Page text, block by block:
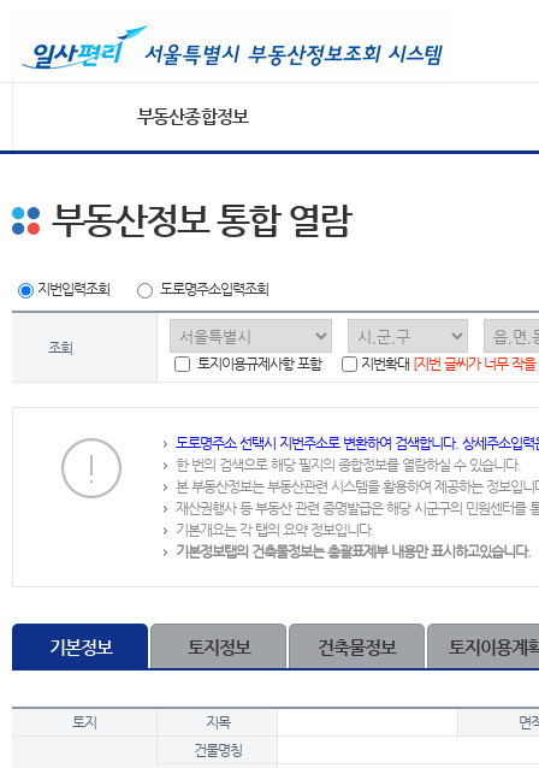
부동산종합정보
부동산정보 통합 열람
지번입력조회 도로명주소입력조회
조회
토지이용규제사항 포함
지번확대 [지번 글씨가 너무 작
도로명주소 선택시 지번주소로 변환하여 검색합니다. 상세주소입
한 번의 검색으로 해당 필지의 종합정보를 열람하실 수 있습니다.
본 부동산정보는 부동산관련 시스템을 활용하여 제공하는 정보입니
재산권행사 등 부동산 관련 증명발급은 해당 시군구의 민원센터를
기본개요는 각 탭의 요약 정보입니다.
기본정보탭의 건축물정보는 총괄표제부 내용만 표시하고있습니다.
기본정보 토지정보 건축물정보 토지이용계
토지 지목 면
건물명칭